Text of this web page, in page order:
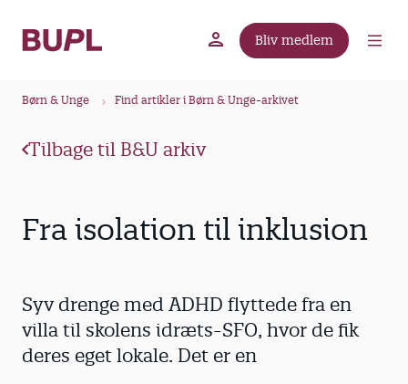
Bliv medlem
Børn & Unge Find artikler i Børn & Unge-arkivet
Tilbage til B&U arkiv
Fra isolation til inklusion
Syv drenge med ADHD flyttede fra en
villa til skolens idræts-SFO, hvor de fik
deres eget lokale. Det er en